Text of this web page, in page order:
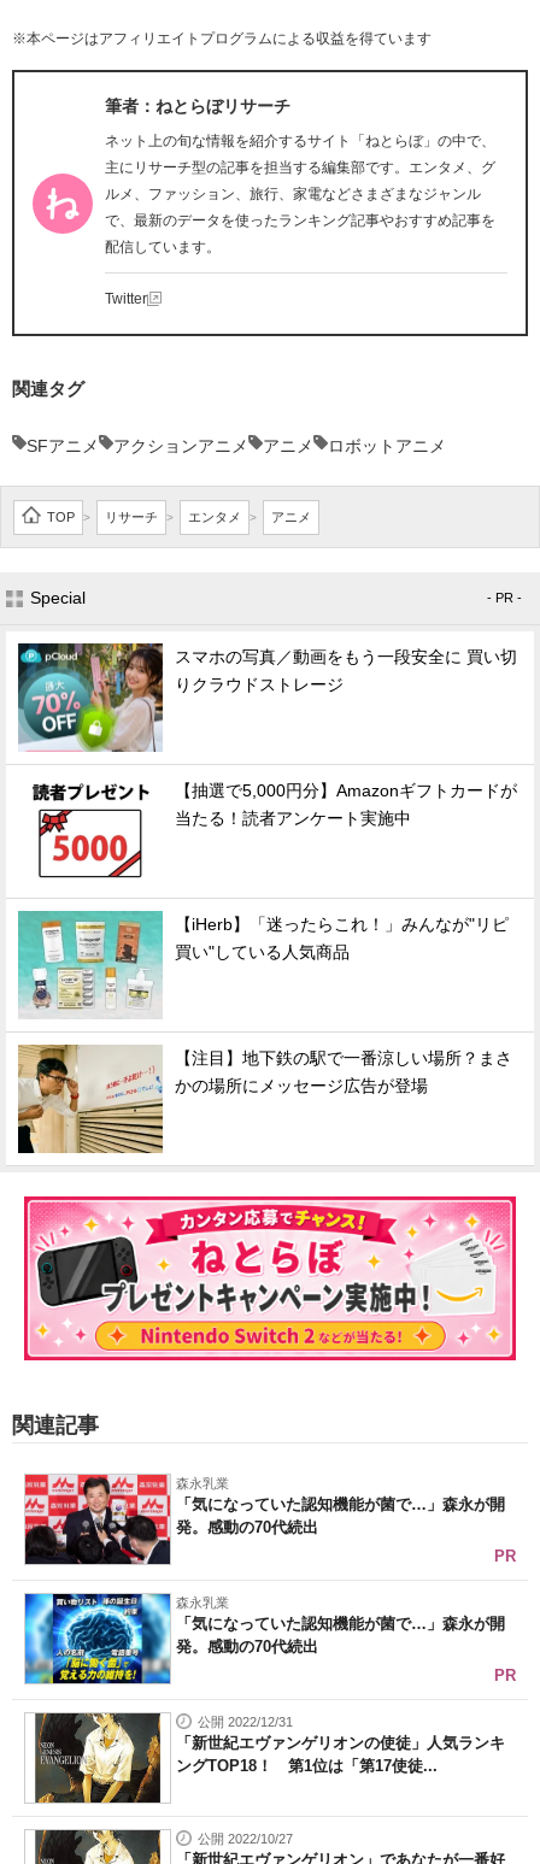
※本ページはアフィリエイトプログラムによる収益を得ています
筆者：ねとらぼリサーチ
ネット上の旬な情報を紹介するサイト「ねとらぼ」の中で、
主にリサーチ型の記事を担当する編集部です。エンタメ、グ
ルメ、ファッション、旅行、家電などさまざまなジャンル
で、最新のデータを使ったランキング記事やおすすめ記事を
配信しています。
Twitter
関連タグ
SFアニメ アクションアニメ アニメ ロボットアニメ
TOP > リサーチ > エンタメ > アニメ
Special - PR -
スマホの写真／動画をもう一段安全に 買い切
りクラウドストレージ
【抽選で5,000円分】Amazonギフトカードが
当たる！読者アンケート実施中
【iHerb】「迷ったらこれ！」みんなが"リピ
買い"している人気商品
【注目】地下鉄の駅で一番涼しい場所？まさ
かの場所にメッセージ広告が登場
関連記事
森永乳業
「気になっていた認知機能が菌で…」森永が開
発。感動の70代続出
PR
森永乳業
「気になっていた認知機能が菌で…」森永が開
発。感動の70代続出
PR
公開 2022/12/31
「新世紀エヴァンゲリオンの使徒」人気ランキ
ングTOP18！ 第1位は「第17使徒...
公開 2022/10/27
「新世紀エヴァンゲリオン」であなたが一番好